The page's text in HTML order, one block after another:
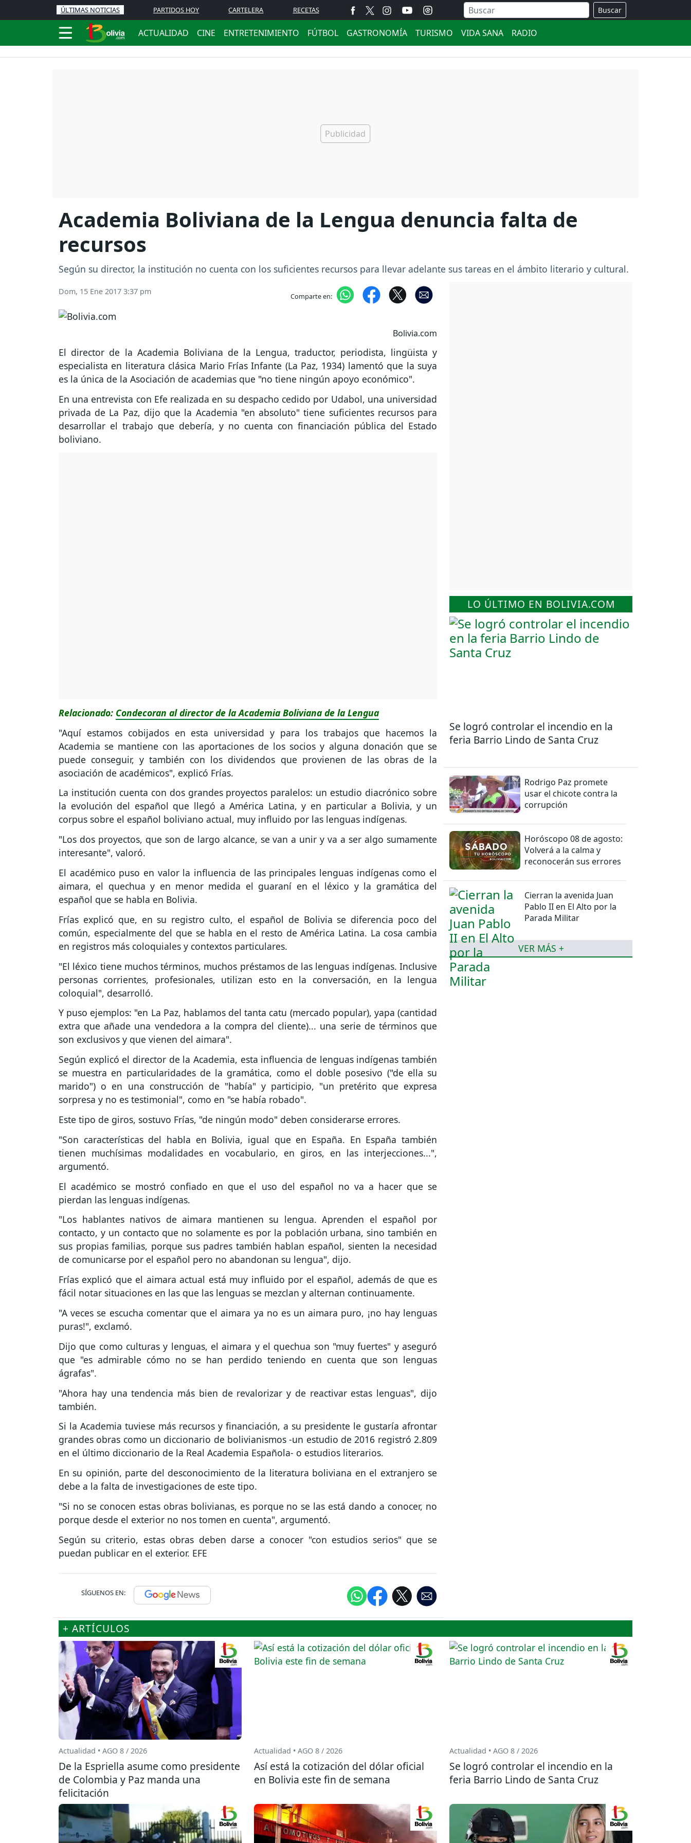
ÚLTIMAS NOTICIAS PARTIDOS HOY CARTELERA RECETAS Buscar
ACTUALIDAD CINE ENTRETENIMIENTO FÚTBOL GASTRONOMÍA TURISMO VIDA SANA RADIO
Academia Boliviana de la Lengua denuncia falta de
recursos
Según su director, la institución no cuenta con los suficientes recursos para llevar adelante sus tareas en el ámbito literario y cultural.
Dom, 15 Ene 2017 3:37 pm Comparte en:
Bolivia.com
El director de la Academia Boliviana de la Lengua, traductor, periodista, lingüista y
especialista en literatura clásica Mario Frías Infante (La Paz, 1934) lamentó que la suya
es la única de la Asociación de academias que "no tiene ningún apoyo económico".
En una entrevista con Efe realizada en su despacho cedido por Udabol, una universidad
privada de La Paz, dijo que la Academia "en absoluto" tiene suficientes recursos para
desarrollar el trabajo que debería, y no cuenta con financiación pública del Estado
boliviano.
Relacionado: Condecoran al director de la Academia Boliviana de la Lengua
"Aquí estamos cobijados en esta universidad y para los trabajos que hacemos la
Academia se mantiene con las aportaciones de los socios y alguna donación que se
puede conseguir, y también con los dividendos que provienen de las obras de la
asociación de académicos", explicó Frías.
La institución cuenta con dos grandes proyectos paralelos: un estudio diacrónico sobre
la evolución del español que llegó a América Latina, y en particular a Bolivia, y un
corpus sobre el español boliviano actual, muy influido por las lenguas indígenas.
"Los dos proyectos, que son de largo alcance, se van a unir y va a ser algo sumamente
interesante", valoró.
El académico puso en valor la influencia de las principales lenguas indígenas como el
aimara, el quechua y en menor medida el guaraní en el léxico y la gramática del
español que se habla en Bolivia.
Frías explicó que, en su registro culto, el español de Bolivia se diferencia poco del
común, especialmente del que se habla en el resto de América Latina. La cosa cambia
en registros más coloquiales y contextos particulares.
"El léxico tiene muchos términos, muchos préstamos de las lenguas indígenas. Inclusive
personas corrientes, profesionales, utilizan esto en la conversación, en la lengua
coloquial", desarrolló.
Y puso ejemplos: "en La Paz, hablamos del tanta catu (mercado popular), yapa (cantidad
extra que añade una vendedora a la compra del cliente)... una serie de términos que
son exclusivos y que vienen del aimara".
Según explicó el director de la Academia, esta influencia de lenguas indígenas también
se muestra en particularidades de la gramática, como el doble posesivo ("de ella su
marido") o en una construcción de "había" y participio, "un pretérito que expresa
sorpresa y no es testimonial", como en "se había robado".
Este tipo de giros, sostuvo Frías, "de ningún modo" deben considerarse errores.
"Son características del habla en Bolivia, igual que en España. En España también
tienen muchísimas modalidades en vocabulario, en giros, en las interjecciones...",
argumentó.
El académico se mostró confiado en que el uso del español no va a hacer que se
pierdan las lenguas indígenas.
"Los hablantes nativos de aimara mantienen su lengua. Aprenden el español por
contacto, y un contacto que no solamente es por la población urbana, sino también en
sus propias familias, porque sus padres también hablan español, sienten la necesidad
de comunicarse por el español pero no abandonan su lengua", dijo.
Frías explicó que el aimara actual está muy influido por el español, además de que es
fácil notar situaciones en las que las lenguas se mezclan y alternan continuamente.
"A veces se escucha comentar que el aimara ya no es un aimara puro, ¡no hay lenguas
puras!", exclamó.
Dijo que como culturas y lenguas, el aimara y el quechua son "muy fuertes" y aseguró
que "es admirable cómo no se han perdido teniendo en cuenta que son lenguas
ágrafas".
"Ahora hay una tendencia más bien de revalorizar y de reactivar estas lenguas", dijo
también.
Si la Academia tuviese más recursos y financiación, a su presidente le gustaría afrontar
grandes obras como un diccionario de bolivianismos -un estudio de 2016 registró 2.809
en el último diccionario de la Real Academia Española- o estudios literarios.
En su opinión, parte del desconocimiento de la literatura boliviana en el extranjero se
debe a la falta de investigaciones de este tipo.
"Si no se conocen estas obras bolivianas, es porque no se las está dando a conocer, no
porque desde el exterior no nos tomen en cuenta", argumentó.
Según su criterio, estas obras deben darse a conocer "con estudios serios" que se
puedan publicar en el exterior. EFE
SÍGUENOS EN:
LO ÚLTIMO EN BOLIVIA.COM
Se logró controlar el incendio en la
feria Barrio Lindo de Santa Cruz
Rodrigo Paz promete
usar el chicote contra la
corrupción
Horóscopo 08 de agosto:
Volverá a la calma y
reconocerán sus errores
Cierran la avenida Juan
Pablo II en El Alto por la
Parada Militar
VER MÁS +
+ ARTÍCULOS
Actualidad • AGO 8 / 2026
De la Espriella asume como presidente
de Colombia y Paz manda una
felicitación
Actualidad • AGO 8 / 2026
Así está la cotización del dólar oficial
en Bolivia este fin de semana
Actualidad • AGO 8 / 2026
Se logró controlar el incendio en la
feria Barrio Lindo de Santa Cruz